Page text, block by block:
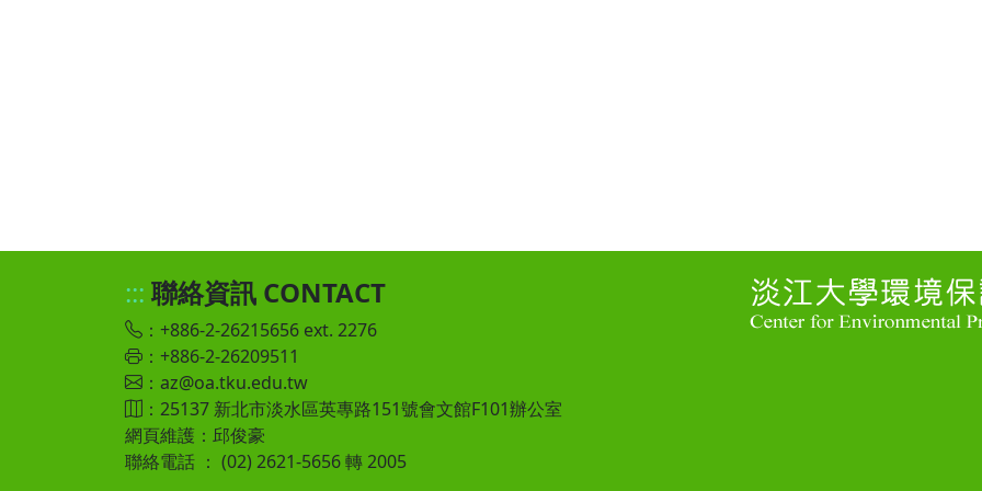
::: 聯絡資訊 CONTACT
：+886-2-26215656 ext. 2276
：+886-2-26209511
：az@oa.tku.edu.tw
：25137 新北市淡水區英專路151號會文館F101辦公室
網頁維護：邱俊豪
聯絡電話 ： (02) 2621-5656 轉 2005